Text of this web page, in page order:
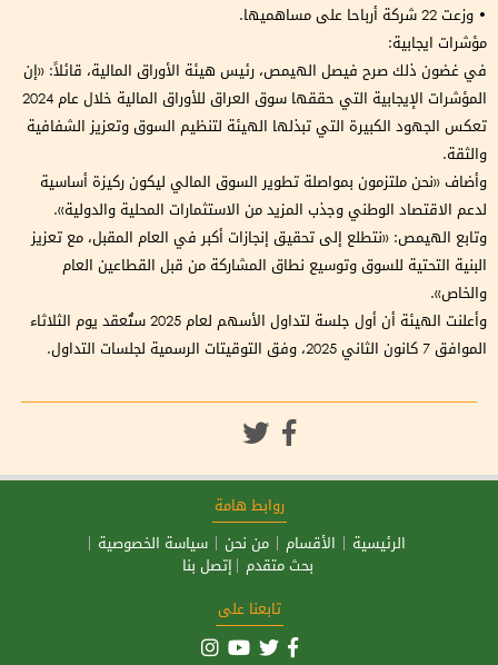
• وزعت 22 شركة أرباحا على مساهميها.
مؤشرات ايجابية:
في غضون ذلك صرح فيصل الهيمص، رئيس هيئة الأوراق المالية، قائلاً: «إن
المؤشرات الإيجابية التي حققها سوق العراق للأوراق المالية خلال عام 2024
تعكس الجهود الكبيرة التي تبذلها الهيئة لتنظيم السوق وتعزيز الشفافية
والثقة.
وأضاف «نحن ملتزمون بمواصلة تطوير السوق المالي ليكون ركيزة أساسية
لدعم الاقتصاد الوطني وجذب المزيد من الاستثمارات المحلية والدولية».
وتابع الهيمص: «نتطلع إلى تحقيق إنجازات أكبر في العام المقبل، مع تعزيز
البنية التحتية للسوق وتوسيع نطاق المشاركة من قبل القطاعين العام
والخاص».
وأعلنت الهيئة أن أول جلسة لتداول الأسهم لعام 2025 ستُعقد يوم الثلاثاء
الموافق 7 كانون الثاني 2025، وفق التوقيتات الرسمية لجلسات التداول.
روابط هامة
الرئيسية
الأقسام من نحن
سياسة الخصوصية
بحث متقدم
إتصل بنا
تابعنا على